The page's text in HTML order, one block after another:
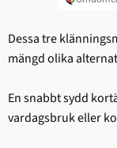
Dessa tre
mängd olika
En snabbt sydd
vardagsbruk eller